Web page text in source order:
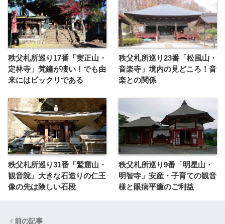
秩父札所巡り17番「実正山・
定林寺」梵鐘が凄い！でも由
来にはビックリである
秩父札所巡り23番「松風山・
音楽寺」境内の見どころ！音
楽との関係
秩父札所巡り31番「鷲窟山・
観音院」大きな石造りの仁王
像の先は険しい石段
秩父札所巡り9番「明星山・
明智寺」安産・子育ての観音
様と眼病平癒のご利益
前の記事